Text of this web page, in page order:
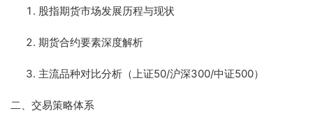
股指期货市场发展历程与现状
期货合约要素深度解析
主流品种对比分析（上证50/沪深300/中证500）
二、交易策略体系